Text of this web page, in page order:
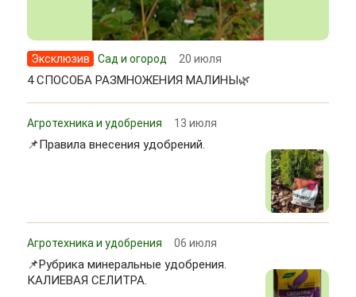
Эксклюзив Сад и огород 20 июля
4 СПОСОБА РАЗМНОЖЕНИЯ МАЛИНЫ🌿
Агротехника и удобрения 13 июля
📌Правила внесения удобрений.
Агротехника и удобрения 06 июля
📌Рубрика минеральные удобрения.
КАЛИЕВАЯ СЕЛИТРА.